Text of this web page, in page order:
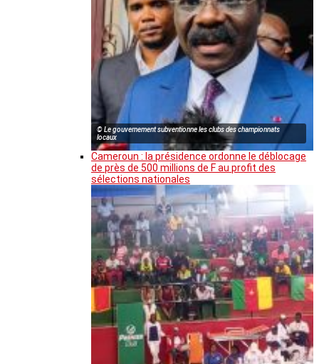
© Le gouvernement subventionne les clubs des championnats
locaux
Cameroun : la présidence ordonne le déblocage
de près de 500 millions de F au profit des
sélections nationales